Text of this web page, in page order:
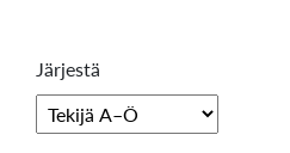
Järjestä